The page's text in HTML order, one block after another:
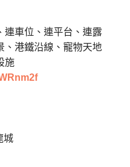
連車位、連平台、連露
、港鐵沿線、寵物天地
施
城